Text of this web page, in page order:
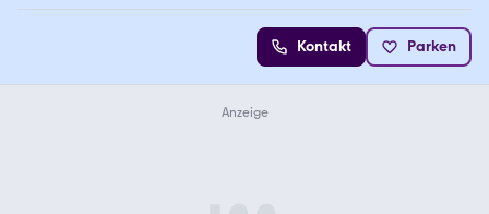
Kontakt Parken